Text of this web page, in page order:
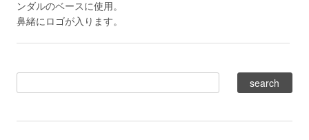
ンダルのベースに使用。
鼻緒にロゴが入ります。